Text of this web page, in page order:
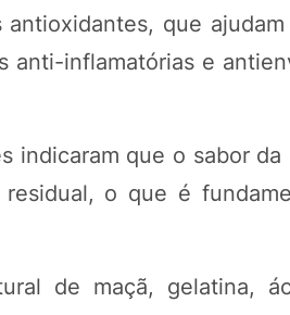
que
inflamatórias e
indicaram que o sabor
o que é
de maçã, gelatina,